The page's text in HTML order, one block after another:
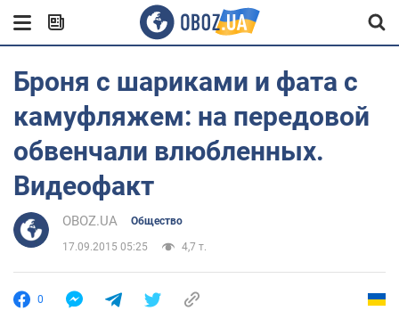
Броня с шариками и фата с
камуфляжем: на передовой
обвенчали влюбленных.
Видеофакт
OBOZ.UA Общество
17.09.2015 05:25 4,7 т.
0